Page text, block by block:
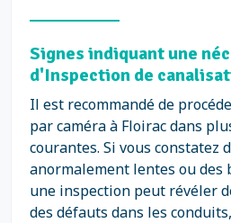
Signes indiquant une
d'Inspection de
Il est recommandé de
par caméra à Floirac dans
courantes. Si vous constatez
anormalement lentes ou des
une inspection peut révéler
des défauts dans les